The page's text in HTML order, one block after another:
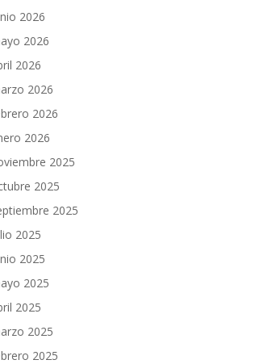
2026
2026
2026
2026
2026
2026
2025
2025
2025
2025
2025
2025
2025
2025
2025